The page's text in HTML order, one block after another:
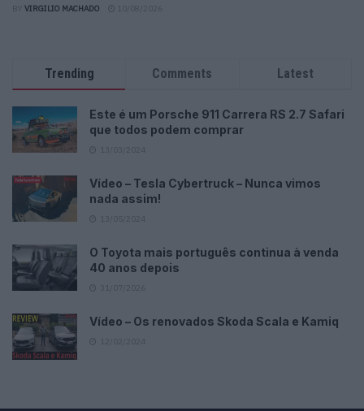
VIRGILIO MACHADO
Trending Comments Latest
Este é um Porsche 911 Carrera RS 2.7 Safari
que todos podem comprar
Vídeo – Tesla Cybertruck – Nunca vimos
nada assim!
O Toyota mais português continua à venda
40 anos depois
Vídeo – Os renovados Skoda Scala e Kamiq